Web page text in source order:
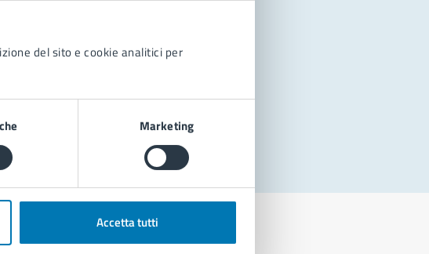
del sito e cookie analitici per
Marketing
Accetta tutti